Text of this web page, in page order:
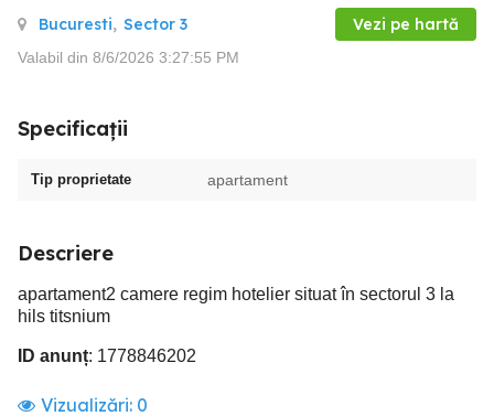
Bucuresti, Sector 3 Vezi pe hartă
Valabil din 8/6/2026 3:27:55 PM
Specificații
Tip proprietate apartament
Descriere
apartament2 camere regim hotelier situat în sectorul 3 la
hils titsnium
ID anunț: 1778846202
Vizualizări: 0